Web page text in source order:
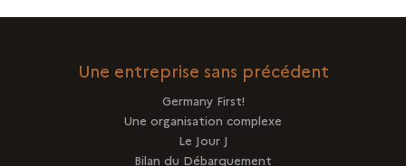
Une entreprise sans précédent
Germany First!
Une organisation complexe
Le Jour J
Bilan du Débarquement